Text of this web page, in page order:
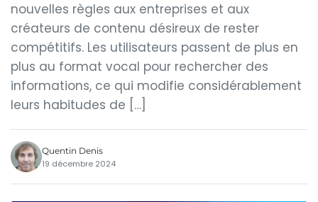
nouvelles règles aux entreprises et aux
créateurs de contenu désireux de rester
compétitifs. Les utilisateurs passent de plus en
plus au format vocal pour rechercher des
informations, ce qui modifie considérablement
leurs habitudes de […]
Quentin Denis
19 décembre 2024